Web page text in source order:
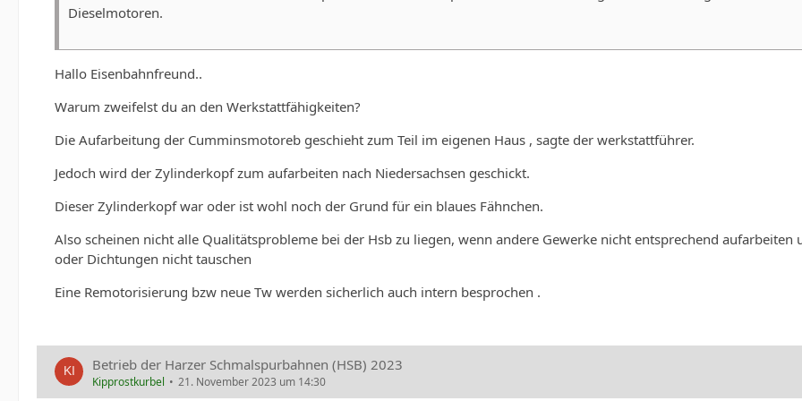
Dieselmotoren.
Hallo Eisenbahnfreund..
Warum zweifelst du an den Werkstattfähigkeiten?
Die Aufarbeitung der Cumminsmotoreb geschieht zum Teil im eigenen Haus , sagte der werkstattführer.
Jedoch wird der Zylinderkopf zum aufarbeiten nach Niedersachsen geschickt.
Dieser Zylinderkopf war oder ist wohl noch der Grund für ein blaues Fähnchen.
Also scheinen nicht alle Qualitätsprobleme bei der Hsb zu liegen, wenn andere Gewerke nicht entsprechend aufarbeiten
oder Dichtungen nicht tauschen
Eine Remotorisierung bzw neue Tw werden sicherlich auch intern besprochen .
Betrieb der Harzer Schmalspurbahnen (HSB) 2023
Kipprostkurbel 21. November 2023 um 14:30